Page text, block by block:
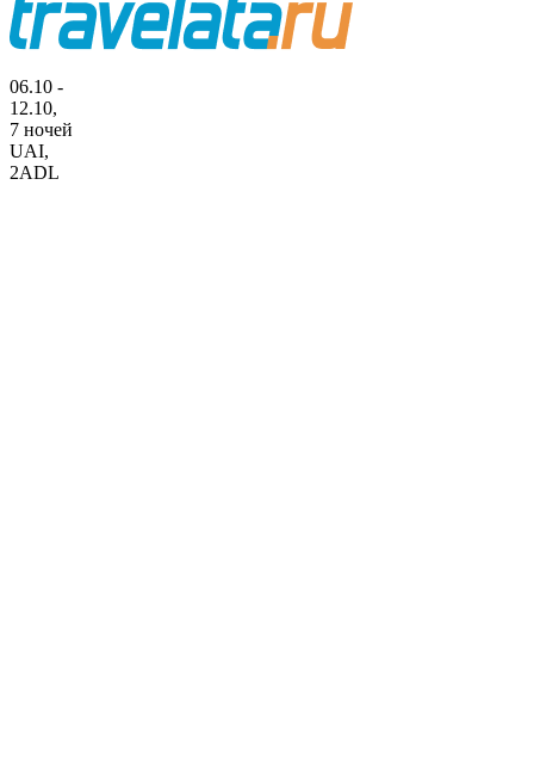
06.10 -
12.10,
7 ночей
UAI,
2ADL